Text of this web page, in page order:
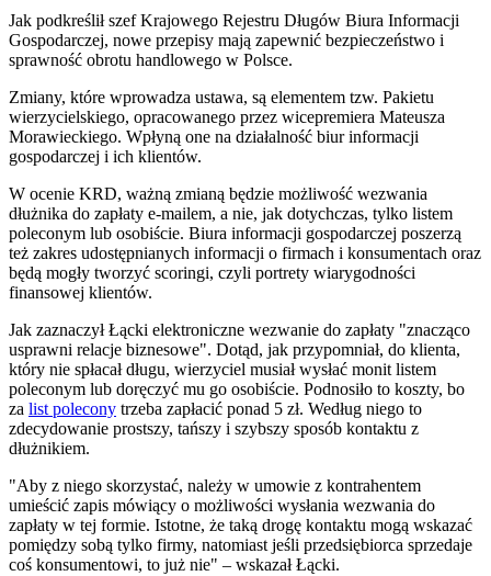
Jak podkreślił szef Krajowego Rejestru Długów Biura Informacji
Gospodarczej, nowe przepisy mają zapewnić bezpieczeństwo i
sprawność obrotu handlowego w Polsce.
Zmiany, które wprowadza ustawa, są elementem tzw. Pakietu
wierzycielskiego, opracowanego przez wicepremiera Mateusza
Morawieckiego. Wpłyną one na działalność biur informacji
gospodarczej i ich klientów.
W ocenie KRD, ważną zmianą będzie możliwość wezwania
dłużnika do zapłaty e-mailem, a nie, jak dotychczas, tylko listem
poleconym lub osobiście. Biura informacji gospodarczej poszerzą
też zakres udostępnianych informacji o firmach i konsumentach oraz
będą mogły tworzyć scoringi, czyli portrety wiarygodności
finansowej klientów.
Jak zaznaczył Łącki elektroniczne wezwanie do zapłaty "znacząco
usprawni relacje biznesowe". Dotąd, jak przypomniał, do klienta,
który nie spłacał długu, wierzyciel musiał wysłać monit listem
poleconym lub doręczyć mu go osobiście. Podnosiło to koszty, bo
za list polecony trzeba zapłacić ponad 5 zł. Według niego to
zdecydowanie prostszy, tańszy i szybszy sposób kontaktu z
dłużnikiem.
"Aby z niego skorzystać, należy w umowie z kontrahentem
umieścić zapis mówiący o możliwości wysłania wezwania do
zapłaty w tej formie. Istotne, że taką drogę kontaktu mogą wskazać
pomiędzy sobą tylko firmy, natomiast jeśli przedsiębiorca sprzedaje
coś konsumentowi, to już nie" – wskazał Łącki.